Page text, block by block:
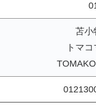
苫小
トマ